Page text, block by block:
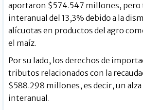
aportaron $574.547 millones, pero
interanual del 13,3% debido a la
alícuotas en productos del agro
el maíz.
Por su lado, los derechos de
tributos relacionados con la
$588.298 millones, es decir, un alza
interanual.